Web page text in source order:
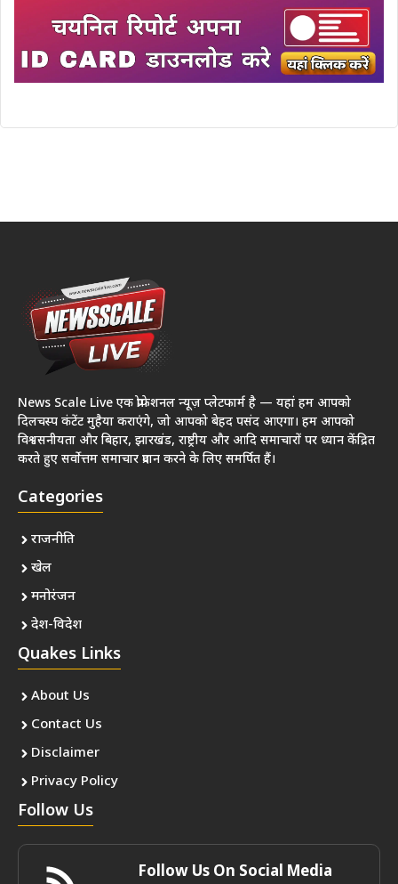
News Scale Live एक प्रोफेशनल न्यूज़ प्लेटफार्म है — यहां हम आपको
दिलचस्प कंटेंट मुहैया कराएंगे, जो आपको बेहद पसंद आएगा। हम आपको
विश्वसनीयता और बिहार, झारखंड, राष्ट्रीय और आदि समाचारों पर ध्यान केंद्रित
करते हुए सर्वोत्तम समाचार प्रदान करने के लिए समर्पित हैं।
Categories
राजनीति
खेल
मनोरंजन
देश-विदेश
Quakes Links
About Us
Contact Us
Disclaimer
Privacy Policy
Follow Us
Follow Us On Social Media